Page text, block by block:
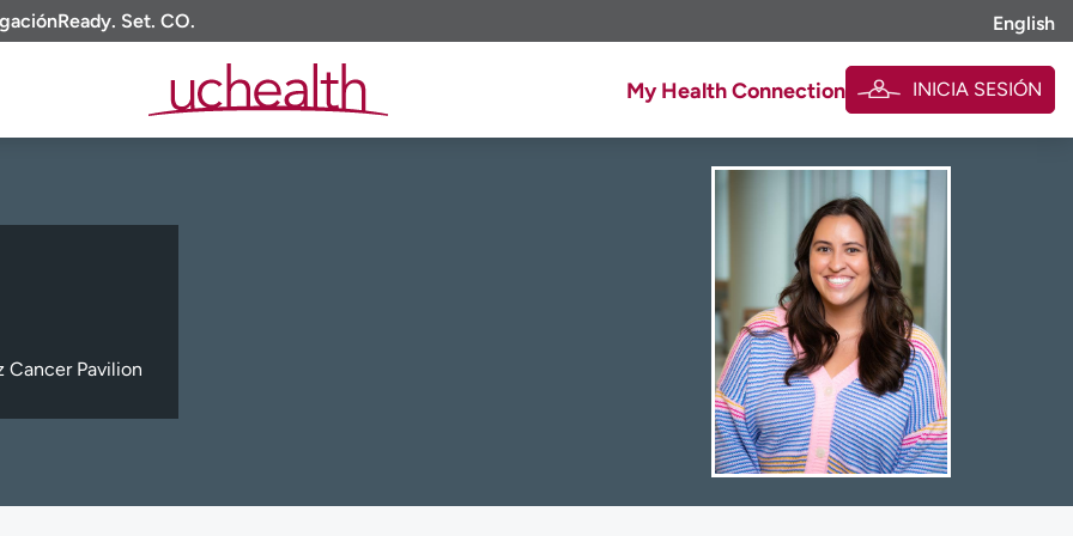
Ready. Set. CO. English
My Health Connection INICIA SESIÓN
Cancer Pavilion